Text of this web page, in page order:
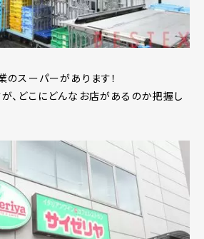
スーパーがあります！
、どこにどんなお店があるのか把握し